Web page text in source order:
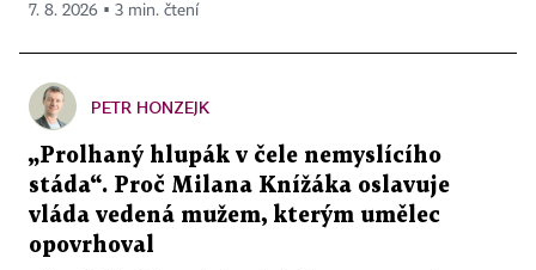
7. 8. 2026 ▪ 3 min. čtení
PETR HONZEJK
„Prolhaný hlupák v čele nemyslícího
stáda“. Proč Milana Knížáka oslavuje
vláda vedená mužem, kterým umělec
opovrhoval